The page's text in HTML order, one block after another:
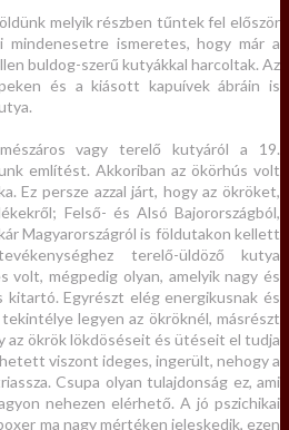
melyik részben tűntek fel először
mindenesetre ismeretes, hogy már a
buldog-szerű kutyákkal harcoltak. Az
és a kiásott kapuívek ábráin is
vagy terelő kutyáról a 19.
említést. Akkoriban az ökörhús volt
Ez persze azzal járt, hogy az ökröket,
Felső- és Alsó Bajorországból,
Magyarországról is földutakon kellett
terelő-üldöző kutya
volt, mégpedig olyan, amelyik nagy és
kitartó. Egyrészt elég energikusnak és
legyen az ökröknél, másrészt
az ökrök lökdöséseit és ütéseit el tudja
viszont ideges, ingerült, nehogy a
Csupa olyan tulajdonság ez, ami
nehezen elérhető. A jó pszichikai
ma nagy mértéken jeleskedik, ezen